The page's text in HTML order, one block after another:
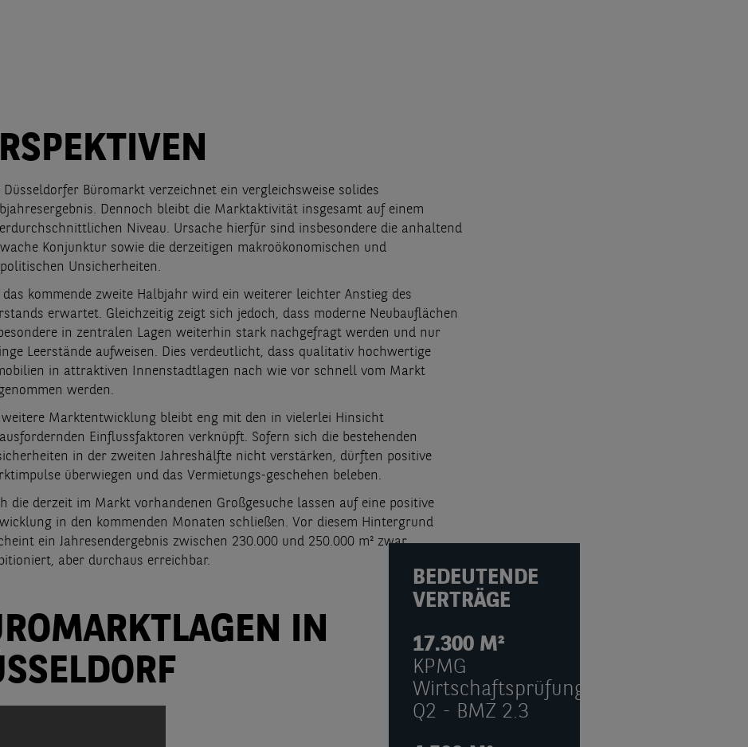
Düsseldorfer Büromarkt verzeichnet ein vergleichsweise solides
Dennoch bleibt die Marktaktivität insgesamt auf einem
Niveau. Ursache hierfür sind insbesondere die anhaltend
Konjunktur sowie die derzeitigen makroökonomischen und
Unsicherheiten.
das kommende zweite Halbjahr wird ein weiterer leichter Anstieg des
erwartet. Gleichzeitig zeigt sich jedoch, dass moderne Neubauflächen
in zentralen Lagen weiterhin stark nachgefragt werden und nur
Leerstände aufweisen. Dies verdeutlicht, dass qualitativ hochwertige
in attraktiven Innenstadtlagen nach wie vor schnell vom Markt
werden.
weitere Marktentwicklung bleibt eng mit den in vielerlei Hinsicht
Einflussfaktoren verknüpft. Sofern sich die bestehenden
in der zweiten Jahreshälfte nicht verstärken, dürften positive
überwiegen und das Vermietungs-geschehen beleben.
die derzeit im Markt vorhandenen Großgesuche lassen auf eine positive
in den kommenden Monaten schließen. Vor diesem Hintergrund
ein Jahresendergebnis zwischen 230.000 und 250.000 m² zwar
aber durchaus erreichbar.
IN
BEDEUTENDE
VERTRÄGE
17.300 M²
KPMG
Wirtschaftsprüfungsgesellschaft
Q2 - BMZ 2.3